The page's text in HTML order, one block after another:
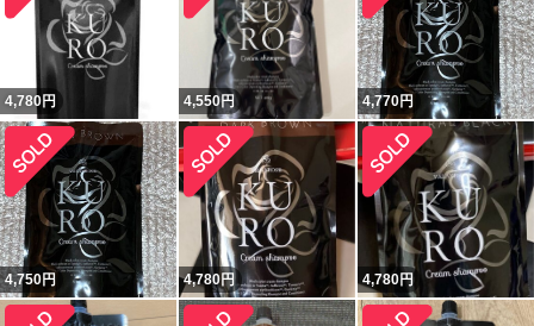
4,780円 4,550円 4,770円
4,750円 4,780円 4,780円